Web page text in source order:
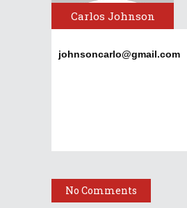
Carlos Johnson
johnsoncarlo@gmail.com
No Comments